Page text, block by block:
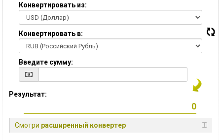
Конвертировать из:
Конвертировать в:
Введите сумму:
Результат:
Смотри расширенный конвертер